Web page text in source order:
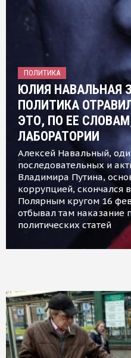
ПОЛИТИКА
ЮЛИЯ НАВАЛЬНАЯ
ПОЛИТИКА
ЭТО, ПО ЕЕ
ЛАБОРАТОРИИ
Алексей Навальный,
последовательных и
Владимира Путина,
коррупцией, скончался
Полярным кругом 16
отбывал там наказание
политических статей